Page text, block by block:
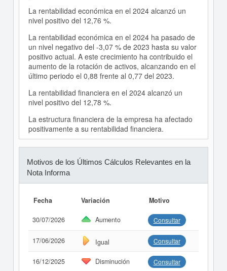
La rentabilidad económica en el 2024 alcanzó un
nivel positivo del 12,76 %.
La rentabilidad económica en el 2024 ha pasado de
un nivel negativo del -3,07 % de 2023 hasta su valor
positivo actual. A este crecimiento ha contribuido el
aumento de la rotación de activos, alcanzando en el
último periodo el 0,88 frente al 0,77 del 2023.
La rentabilidad financiera en el 2024 alcanzó un
nivel positivo del 12,78 %.
La estructura financiera de la empresa ha afectado
positivamente a su rentabilidad financiera.
Motivos de los Últimos Cálculos Relevantes en la
Nota Informa
Fecha Variación Motivo
30/07/2026 Aumento Consultar
17/06/2026 Igual Consultar
16/12/2025 Disminución Consultar